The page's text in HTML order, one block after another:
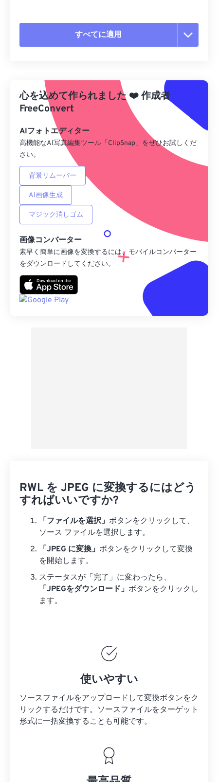
すべてに適用
プリセットから適用
プリセットとして保存
心を込めて作られました ❤️作成者
FreeConvert
AIフォトエディター
高機能なAI写真編集ツール「ClipSnap」をぜひお試しくだ
さい。
背景リムーバー
AI画像生成
マジック消しゴム
画像コンバーター
素早く簡単に画像を変換するには、モバイルコンバーター
をダウンロードしてください。
RWL を JPEG に変換するにはどう
すればいいですか?
「ファイルを選択」 ボタンをクリックして、
ソース ファイルを選択します。
「JPEG に変換」 ボタンをクリックして変換
を開始します。
ステータスが「完了」に変わったら、
「JPEGをダウンロード」 ボタンをクリックし
ます。
使いやすい
ソースファイルをアップロードして変換ボタンをク
リックするだけです。 ソースファイルをターゲット
形式に一括変換することも可能です。